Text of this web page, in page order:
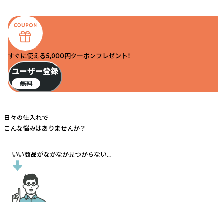
すぐに使える5,000円クーポンプレゼント！
ユーザー登録
無料
日々の仕入れで
こんな悩みはありませんか？
いい商品がなかなか見つからない...